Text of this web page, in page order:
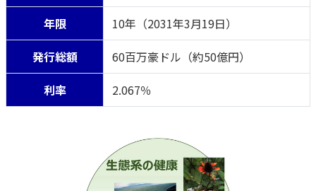
年限
10年（2031年3月19日）
発行総額
60百万豪ドル（約50億円）
利率
2.067％